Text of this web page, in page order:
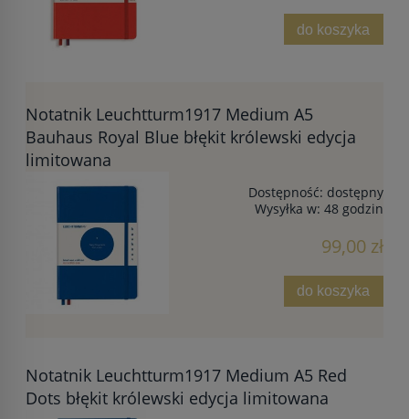
do koszyka
Notatnik Leuchtturm1917 Medium A5
Bauhaus Royal Blue błękit królewski edycja
limitowana
Dostępność: dostępny
Wysyłka w: 48 godzin
99,00 zł
do koszyka
Notatnik Leuchtturm1917 Medium A5 Red
Dots błękit królewski edycja limitowana